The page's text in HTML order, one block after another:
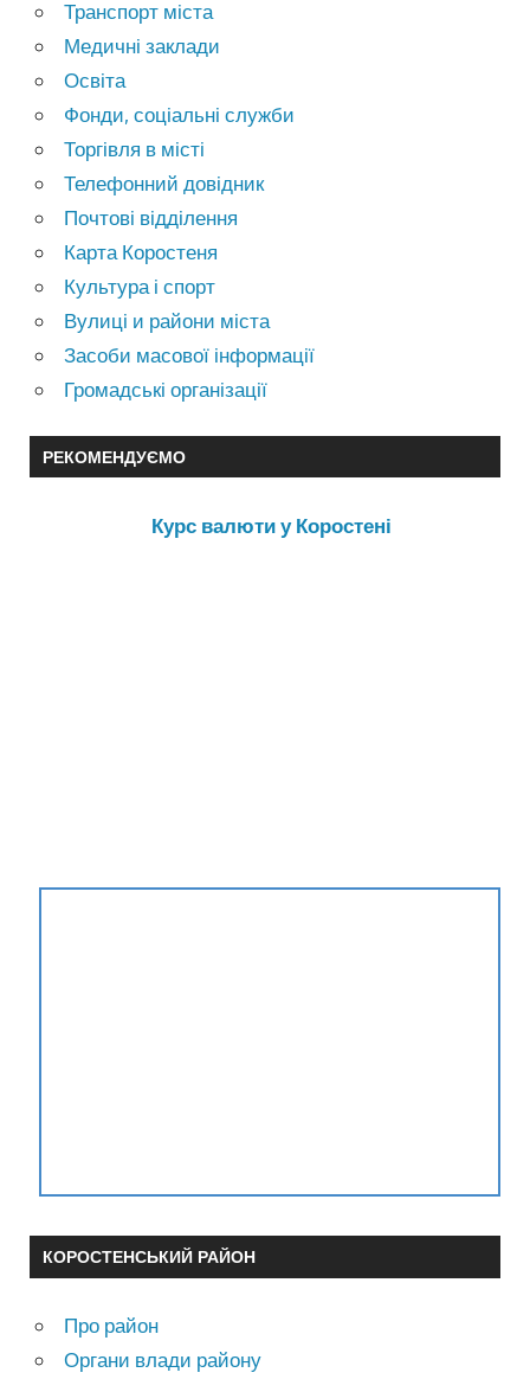
Транспорт міста
Медичні заклади
Освіта
Фонди, соціальні служби
Торгівля в місті
Телефонний довідник
Почтові відділення
Карта Коростеня
Культура і спорт
Вулиці и райони міста
Засоби масової інформації
Громадські організації
РЕКОМЕНДУЄМО
Курс валюти у Коростені
КОРОСТЕНСЬКИЙ РАЙОН
Про район
Органи влади району